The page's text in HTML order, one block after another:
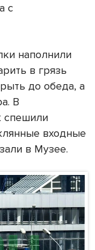
с
наполнили
в грязь
до обеда, а
В
спешили
входные
в Музее.